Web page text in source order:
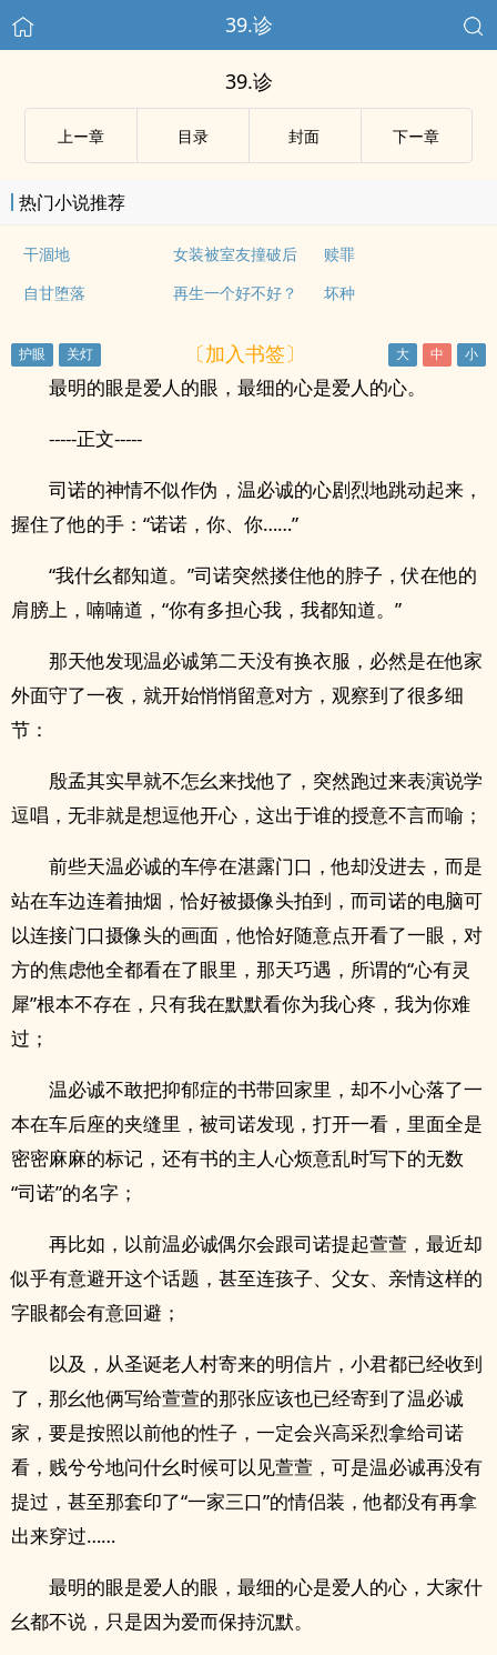
39.诊
39.诊
上ー章 目录 封面 下ー章
热门小说推荐
干涸地 女装被室友撞破后
赎罪
自甘堕落
再生一个好不好？ 坏种
〔加入书签〕
最明的眼是爱人的眼，最细的心是爱人的心。
-----正文-----
司诺的神情不似作伪，温必诚的心剧烈地跳动起来，
握住了他的手：“诺诺，你、你……”
“我什幺都知道。”司诺突然搂住他的脖子，伏在他的
肩膀上，喃喃道，“你有多担心我，我都知道。”
那天他发现温必诚第二天没有换衣服，必然是在他家
外面守了一夜，就开始悄悄留意对方，观察到了很多细
节：
殷孟其实早就不怎幺来找他了，突然跑过来表演说学
逗唱，无非就是想逗他开心，这出于谁的授意不言而喻；
前些天温必诚的车停在湛露门口，他却没进去，而是
站在车边连着抽烟，恰好被摄像头拍到，而司诺的电脑可
以连接门口摄像头的画面，他恰好随意点开看了一眼，对
方的焦虑他全都看在了眼里，那天巧遇，所谓的“心有灵
犀”根本不存在，只有我在默默看你为我心疼，我为你难
过；
温必诚不敢把抑郁症的书带回家里，却不小心落了一
本在车后座的夹缝里，被司诺发现，打开一看，里面全是
密密麻麻的标记，还有书的主人心烦意乱时写下的无数
“司诺”的名字；
再比如，以前温必诚偶尔会跟司诺提起萱萱，最近却
似乎有意避开这个话题，甚至连孩子、‍‍‎父‍‌‍女‌‍‎、亲情这样的
字眼都会有意回避；
以及，从圣诞老人村寄来的明信片，小君都已经收到
了，那幺他俩写给萱萱的那张应该也已经寄到了温必诚
家，要是按照以前他的性子，一定会兴高采烈拿给司诺
看，贱兮兮地问什幺时候可以见萱萱，可是温必诚再没有
提过，甚至那套印了“一家三口”的情侣装，他都没有再拿
出来穿过……
最明的眼是爱人的眼，最细的心是爱人的心，大家什
幺都不说，只是因为爱而保持沉默。